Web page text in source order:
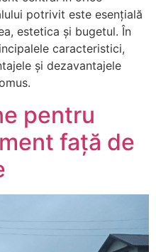
potrivit este esențială
estetica și bugetul. În
caracteristici,
și dezavantajele
pentru
față de